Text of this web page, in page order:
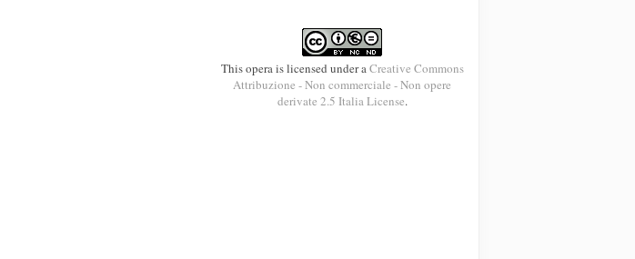
This opera is licensed under aCreative Commons
Attribuzione - Non commerciale - Non opere
derivate 2.5 Italia License.